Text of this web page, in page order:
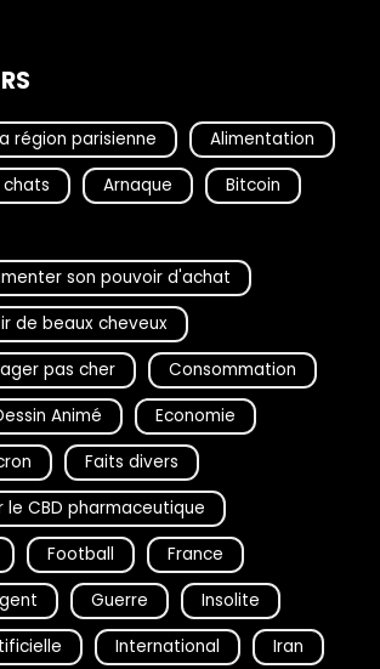
région parisienne
Alimentation
chats
Arnaque
Bitcoin
son pouvoir d'achat
de beaux cheveux
pas cher
Consommation
Animé
Economie
Faits divers
le CBD pharmaceutique
Football
France
Guerre
Insolite
International Iran